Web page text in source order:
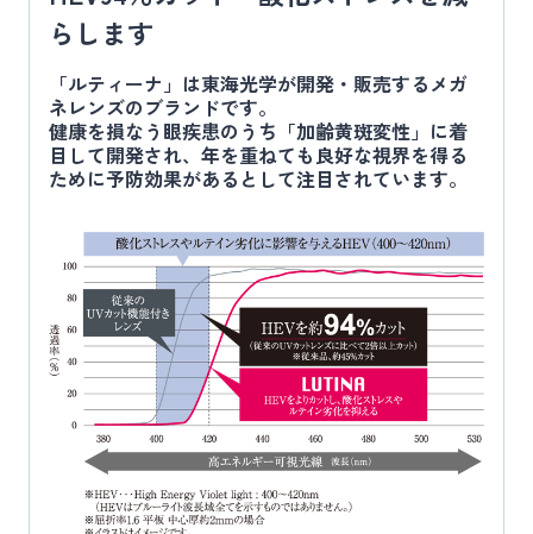
らします
「ルティーナ」は東海光学が開発・販売するメガ
ネレンズのブランドです。
健康を損なう眼疾患のうち「加齢黄斑変性」に着
目して開発され、年を重ねても良好な視界を得る
ために予防効果があるとして注目されています。